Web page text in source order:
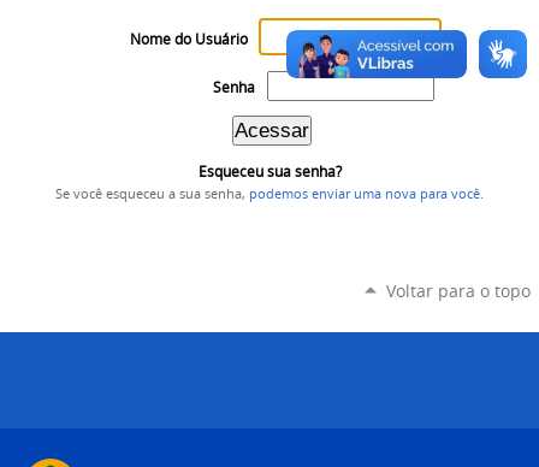
Nome do Usuário
Senha
Esqueceu sua senha?
Se você esqueceu a sua senha, podemos enviar uma nova para você
Voltar para o topo